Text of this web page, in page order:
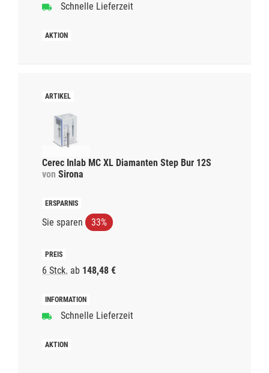
Schnelle Lieferzeit
Cerec Inlab MC XL Diamanten Step Bur 12S
von Sirona
Sie sparen 33%
6 Stck. ab 148,48 €
Schnelle Lieferzeit